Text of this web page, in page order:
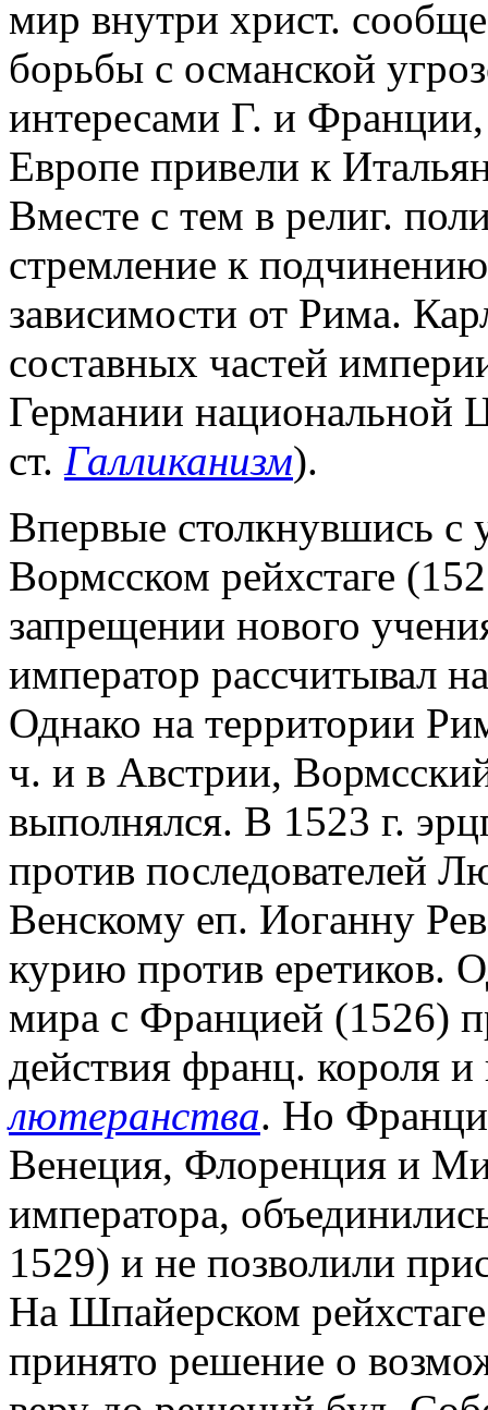
мир внутри христ.
борьбы с османской
интересами Г. и
Европе привели к
Вместе с тем в религ.
стремление к
зависимости от Рима.
составных частей
Германии национальной
ст. Галликанизм).
Впервые столкнувшись
Вормсском рейхстаге
запрещении нового
император рассчитывал
Однако на территории
ч. и в Австрии,
выполнялся. В 1523 г.
против последователей
Венскому еп. Иоганну
курию против еретиков.
мира с Францией (1526)
действия франц. короля
лютеранства. Но
Венеция, Флоренция и
императора,
1529) и не позволили
На Шпайерском
принято решение о